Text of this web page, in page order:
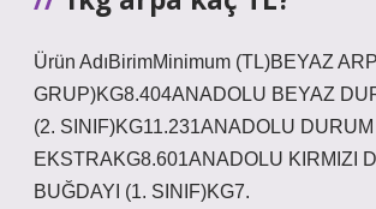
Ürün AdıBirimMinimum (TL)BEYAZ
GRUP)KG8.404ANADOLU BEYAZ
(2. SINIF)KG11.231ANADOLU DURUM
EKSTRAKG8.601ANADOLU KIRMIZI
BUĞDAYI (1. SINIF)KG7.